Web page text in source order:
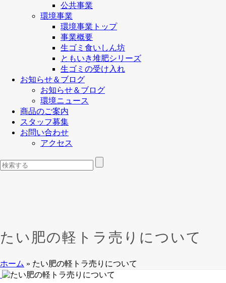
公共事業
環境事業
環境事業トップ
事業概要
生ゴミ食いしん坊
ともいき堆肥シリーズ
生ゴミの受け入れ
お知らせ＆ブログ
お知らせ＆ブログ
環境ニュース
商品のご案内
スタッフ募集
お問い合わせ
アクセス
たい肥の軽トラ売りについて
ホーム » たい肥の軽トラ売りについて